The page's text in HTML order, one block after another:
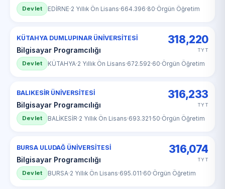
Devlet EDİRNE·2 Yıllık Ön Lisans·664.396·80·Örgün Öğretim
KÜTAHYA DUMLUPINAR ÜNİVERSİTESİ
Bilgisayar Programcılığı
318,220
TYT
Devlet KÜTAHYA·2 Yıllık Ön Lisans·672.592·60·Örgün Öğretim
BALIKESİR ÜNİVERSİTESİ
Bilgisayar Programcılığı
316,233
TYT
Devlet BALİKESİR·2 Yıllık Ön Lisans·693.321·50·Örgün Öğretim
BURSA ULUDAĞ ÜNİVERSİTESİ
Bilgisayar Programcılığı
316,074
TYT
Devlet BURSA·2 Yıllık Ön Lisans·695.011·60·Örgün Öğretim